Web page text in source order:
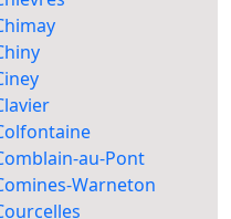
au-Pont
Warneton